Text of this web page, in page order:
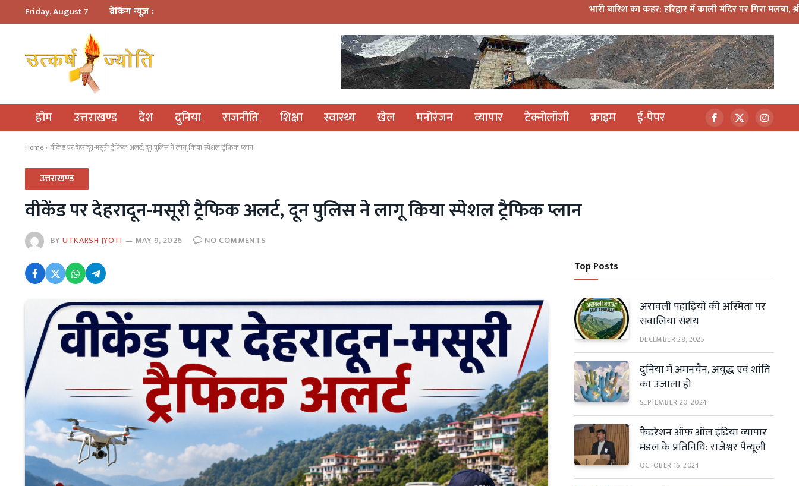
Friday, August 7 ब्रेकिंग न्यूज़ : भारी बारिश का कहर: हरिद्वार में काली मंदिर पर गिरा मलबा, श्रीनगर
होम उत्तराखण्ड देश दुनिया राजनीति शिक्षा स्वास्थ्य खेल मनोरंजन व्यापार टेक्नोलॉजी क्राइम ई-पेपर Facebook
X
(Twitter)
Home »वीकेंड पर देहरादून-मसूरी ट्रैफिक अलर्ट, दून पुलिस ने लागू किया स्पेशल ट्रैफिक प्लान
उत्तराखण्ड
वीकेंड पर देहरादून-मसूरी ट्रैफिक अलर्ट, दून पुलिस ने लागू किया स्पेशल ट्रैफिक प्लान
BYUTKARSH JYOTI MAY 9, 2026 NO COMMENTS
Top Posts
अरावली पहाड़ियों की अस्मिता पर
सवालिया संशय
DECEMBER 28, 2025
दुनिया में अमनचैन, अयुद्ध एवं शांति
का उजाला हो
SEPTEMBER 20, 2024
फैडरेशन ऑफ ऑल इंडिया व्यापार
मंडल के प्रतिनिधि: राजेश्वर पैन्यूली
OCTOBER 16, 2024